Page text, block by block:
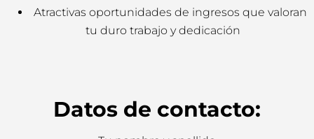
Atractivas oportunidades de ingresos que valoran
tu duro trabajo y dedicación
Datos de contacto: